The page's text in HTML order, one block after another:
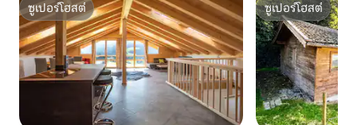
ซูเปอร์โฮสต์
ซูเปอร์โฮสต์
ซูเปอร์โฮสต์
ซูเปอร์โฮสต์